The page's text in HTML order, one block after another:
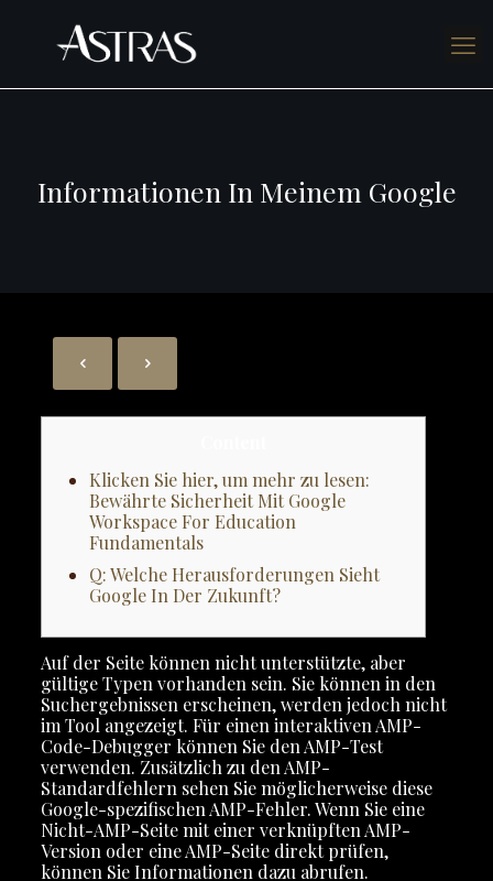
Informationen In Meinem Google
Klicken Sie hier, um mehr zu lesen:
Bewährte Sicherheit Mit Google
Workspace For Education
Fundamentals
Q: Welche Herausforderungen Sieht
Google In Der Zukunft?
Auf der Seite können nicht unterstützte, aber
gültige Typen vorhanden sein. Sie können in den
Suchergebnissen erscheinen, werden jedoch nicht
im Tool angezeigt. Für einen interaktiven AMP-
Code-Debugger können Sie den AMP-Test
verwenden. Zusätzlich zu den AMP-
Standardfehlern sehen Sie möglicherweise diese
Google-spezifischen AMP-Fehler. Wenn Sie eine
Nicht-AMP-Seite mit einer verknüpften AMP-
Version oder eine AMP-Seite direkt prüfen,
können Sie Informationen dazu abrufen.